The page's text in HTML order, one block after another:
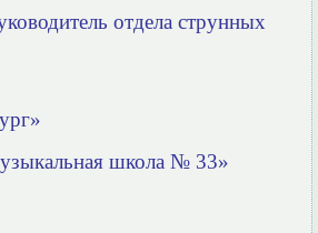
отдела струнных
школа № 33»